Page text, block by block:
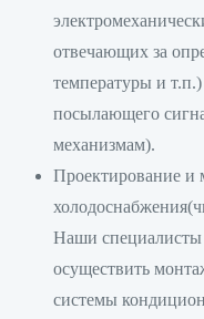
отвечающих за
температуры и
посылающего
механизмам).
Проектирование и
Наши специалисты
осуществить
системы